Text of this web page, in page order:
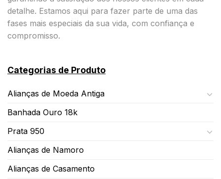
detalhe. Estamos aqui para fazer parte de uma das
fases mais especiais da sua vida, com confiança e
compromisso.
Categorias de Produto
Alianças de Moeda Antiga
Banhada Ouro 18k
Prata 950
Alianças de Namoro
Alianças de Casamento